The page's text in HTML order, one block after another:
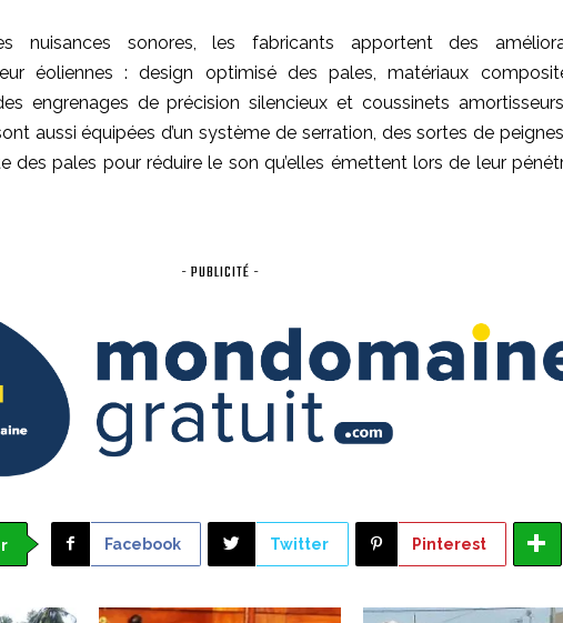
nuisances sonores, les fabricants apportent des
éoliennes : design optimisé des pales, matériaux
engrenages de précision silencieux et coussinets
aussi équipées d’un système de serration, des sortes de
des pales pour réduire le son qu’elles émettent lors de leur
- PUBLICITÉ -
Facebook Twitter Pinterest